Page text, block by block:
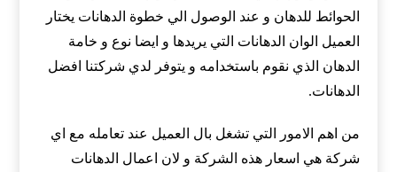
الحوائط للدهان و عند الوصول الي خطوة الدهانات يختار
العميل الوان الدهانات التي يريدها و ايضا نوع و خامة
الدهان الذي نقوم باستخدامه و يتوفر لدي شركتنا افضل
الدهانات.
من اهم الامور التي تشغل بال العميل عند تعامله مع اي
شركة هي اسعار هذه الشركة و لان اعمال الدهانات